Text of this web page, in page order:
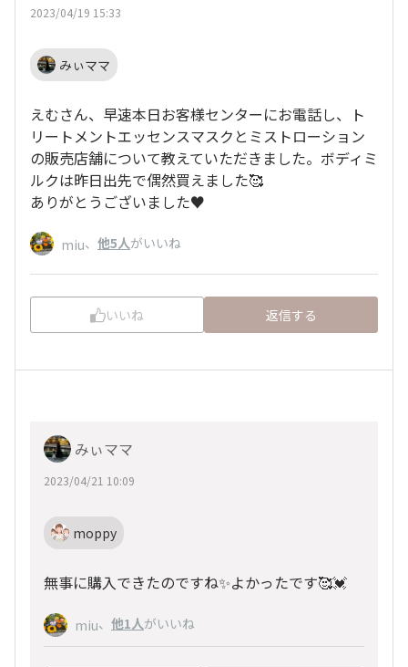
2023/04/19 15:33
みぃママ
えむさん、早速本日お客様センターにお電話し、ト
リートメントエッセンスマスクとミストローション
の販売店舗について教えていただきました。ボディミ
ルクは昨日出先で偶然買えました🥰
ありがとうございました♥
miu、 他5人がいいね
いいね 返信する
みぃママ
2023/04/21 10:09
moppy
無事に購入できたのですね✨よかったです🥰💓
miu、 他1人がいいね